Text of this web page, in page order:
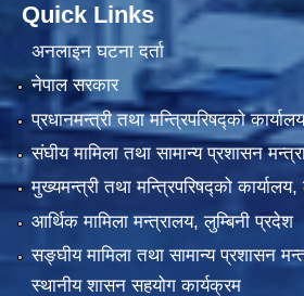
Quick Links
अनलाइन घटना दर्ता
नेपाल सरकार
प्रधानमन्त्री तथा मन्त्रिपरिषद्को कार्यालय
संघीय मामिला तथा सामान्य प्रशासन
मुख्यमन्त्री तथा मन्त्रिपरिषद्को
आर्थिक मामिला मन्त्रालय, लुम्बिनी प्रदेश
सङ्घीय मामिला तथा सामान्य प्रशासन
स्थानीय शासन सहयोग कार्यक्रम